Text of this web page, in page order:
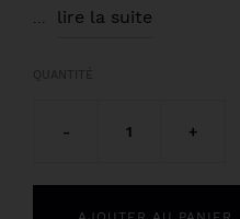
... lire la suite
- 1 +